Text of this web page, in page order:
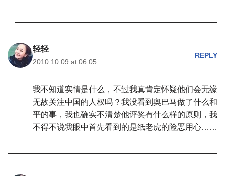
轻轻
2010.10.09 at 06:05
REPLY
我不知道实情是什么，不过我真肯定怀疑他们会无缘
无故关注中国的人权吗？我没看到奥巴马做了什么和
平的事，我也确实不清楚他评奖有什么样的原则，我
不得不说我眼中首先看到的是纸老虎的险恶用心……